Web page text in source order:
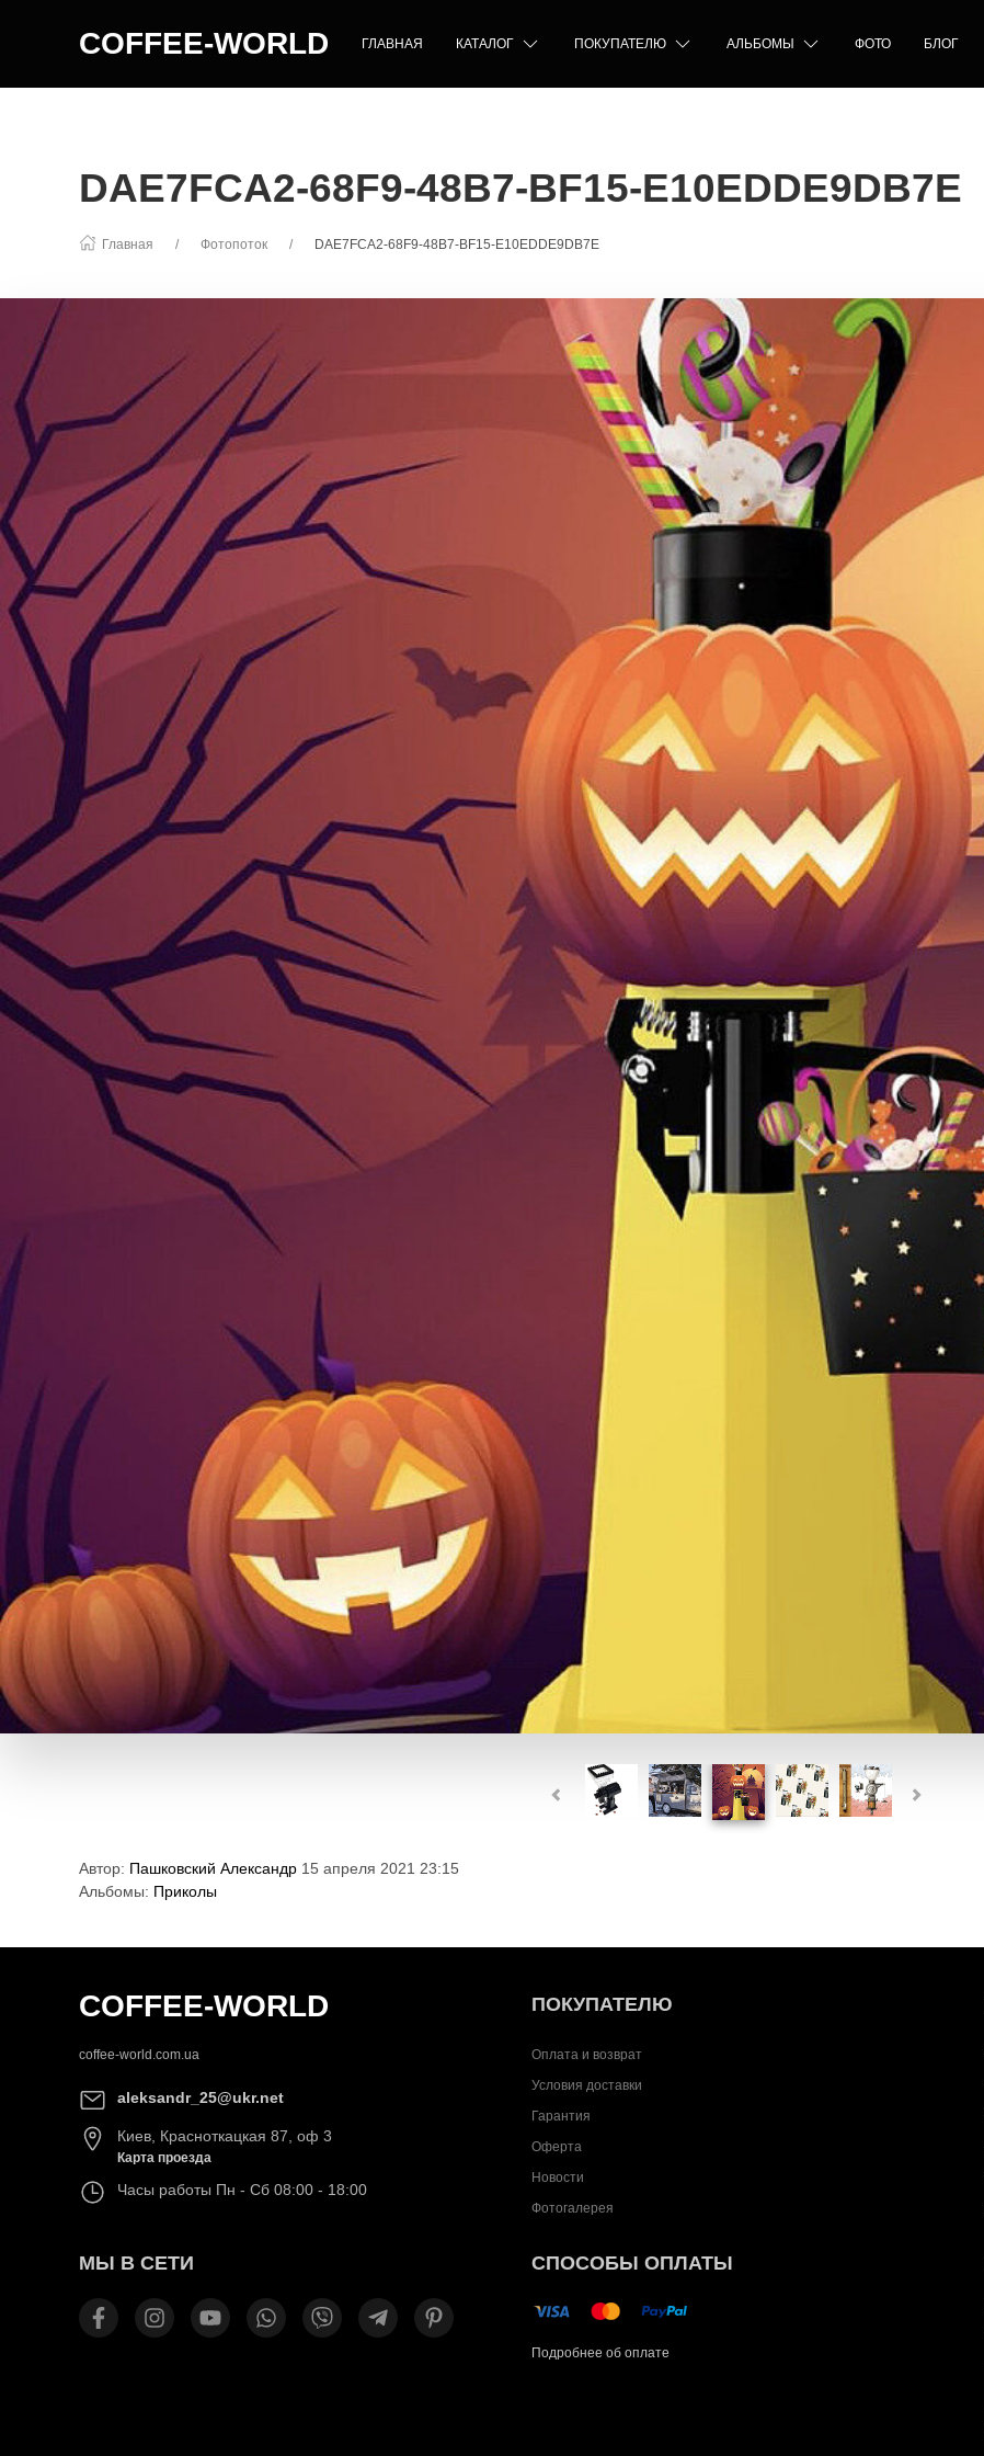
COFFEE-WORLD ГЛАВНАЯ КАТАЛОГ ПОКУПАТЕЛЮ АЛЬБОМЫ ФОТО БЛОГ
DAE7FCA2-68F9-48B7-BF15-E10EDDE9DB7E
Главная Фотопоток DAE7FCA2-68F9-48B7-BF15-E10EDDE9DB7E
Автор: Пашковский Александр 15 апреля 2021 23:15
Альбомы: Приколы
COFFEE-WORLD
coffee-world.com.ua
aleksandr_25@ukr.net
Киев, Красноткацкая 87, оф 3
Карта проезда
Часы работы Пн - Сб 08:00 - 18:00
ПОКУПАТЕЛЮ
Оплата и возврат
Условия доставки
Гарантия
Оферта
Новости
Фотогалерея
МЫ В СЕТИ СПОСОБЫ ОПЛАТЫ
Подробнее об оплате